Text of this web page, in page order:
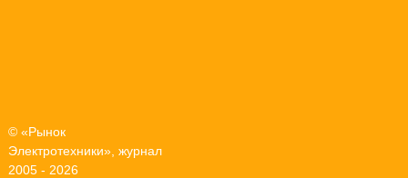
© «Рынок
Электротехники», журнал
2005 - 2026